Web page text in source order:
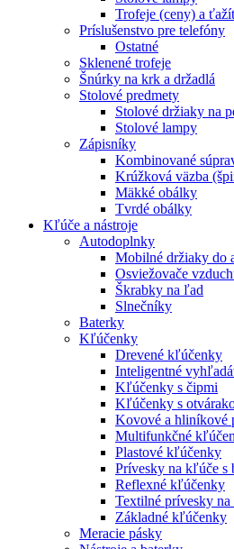
Trofeje (ceny) a
Príslušenstvo pre telefóny
Ostatné
Sklenené trofeje
Šnúrky na krk a držadlá
Stolové predmety
Stolové držiaky na
Stolové lampy
Zápisníky
Kombinované
Krúžková väzba
Mäkké obálky
Tvrdé obálky
Kľúče a nástroje
Autodoplnky
Mobilné držiaky do
Osviežovače
Škrabky na ľad
Slnečníky
Baterky
Kľúčenky
Drevené kľúčenky
Inteligentné
Kľúčenky s čipmi
Kľúčenky s
Kovové a hliníkové
Multifunkčné
Plastové kľúčenky
Prívesky na kľúče s
Reflexné kľúčenky
Textilné prívesky
Základné kľúčenky
Meracie pásky